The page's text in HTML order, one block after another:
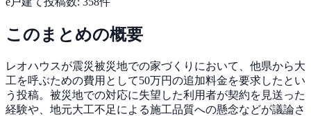
このまとめの概要
レオハウスが震災被災地での家づくりにおいて、他県から大
工を呼ぶための費用として50万円の追加料金を要求したとい
う投稿。被災地での対応に失望した利用者が契約を見送った
経験や、地元大工不足による施工品質への懸念などが議論さ